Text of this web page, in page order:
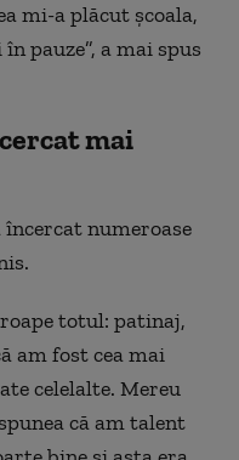
mi-a plăcut școala,
pauze”, a mai spus
mai
numeroase
totul: patinaj,
am fost cea mai
celelalte. Mereu
că am talent